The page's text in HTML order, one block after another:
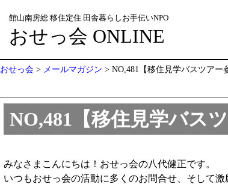
館山南房総 移住定住 田舎暮らしお手伝いNPO
おせっ会 ONLINE
おせっ会 > メールマガジン > NO,481【移住見学バスツアー
NO,481【移住見学バス
みなさまこんにちは！おせっ会の八代健正です。
いつもおせっ会の活動に多くのお問合せ、そして